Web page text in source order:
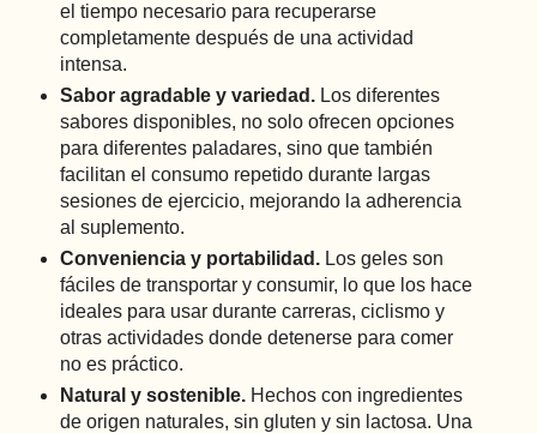
el tiempo necesario para recuperarse
completamente después de una actividad
intensa.
Sabor agradable y variedad. Los diferentes
sabores disponibles, no solo ofrecen opciones
para diferentes paladares, sino que también
facilitan el consumo repetido durante largas
sesiones de ejercicio, mejorando la adherencia
al suplemento.
Conveniencia y portabilidad.Los geles son
fáciles de transportar y consumir, lo que los hace
ideales para usar durante carreras, ciclismo y
otras actividades donde detenerse para comer
no es práctico.
Natural y sostenible. Hechos con ingredientes
de origen naturales, sin gluten y sin lactosa. Una